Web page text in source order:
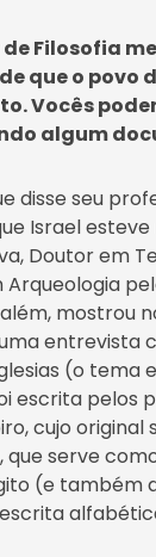
Filosofia
que o povo
Vocês
algum
disse seu
Israel esteve
Doutor em
mostrou
entrevista
(o tema
escrita pelos
cujo original
que serve
(e também